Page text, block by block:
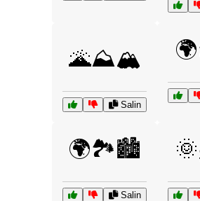
🌋⛰️🏔️
Salin
🌍🏞️🏙️
Salin